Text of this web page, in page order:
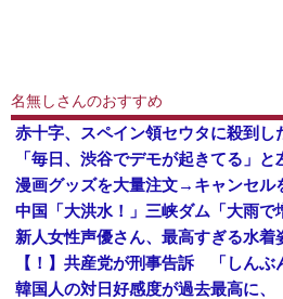
名無しさんのおすすめ
赤十字、スペイン領セウタに殺到し